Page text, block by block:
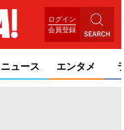
ログイン
会員登録
ニュース エンタメ